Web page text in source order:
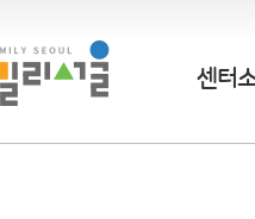
센터